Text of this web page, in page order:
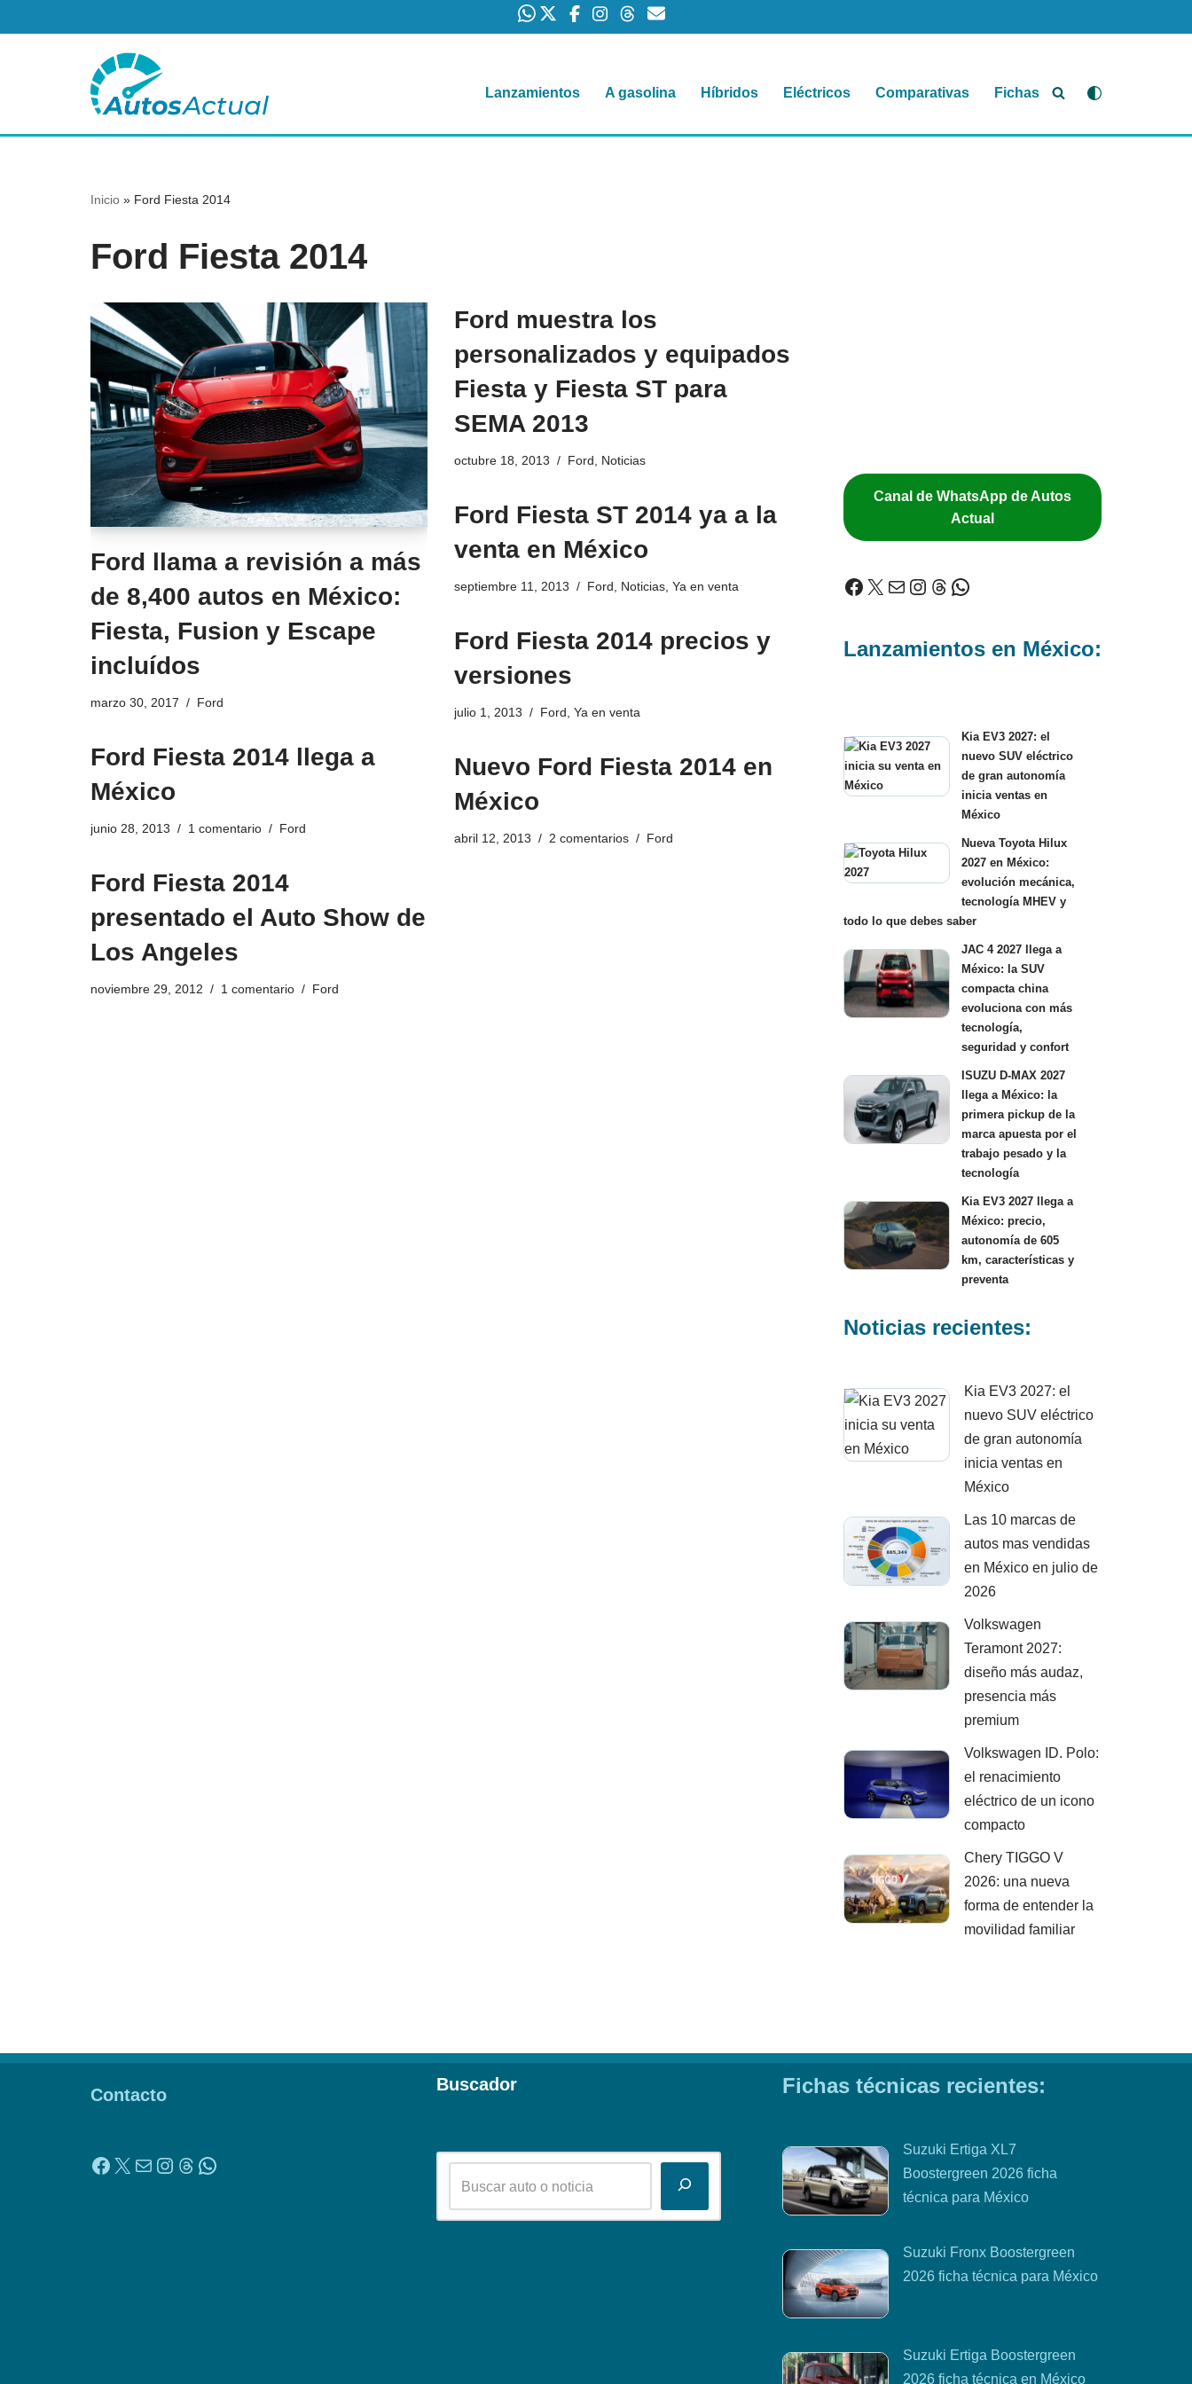
contenido
Lanzamientos A gasolina Híbridos Eléctricos Comparativas Fichas
Inicio » Ford Fiesta 2014
Ford Fiesta 2014
Ford llama a revisión a más
de 8,400 autos en México:
Fiesta, Fusion y Escape
incluídos
marzo 30, 2017 Ford
Ford muestra los
personalizados y equipados
Fiesta y Fiesta ST para
SEMA 2013
octubre 18, 2013 Ford, Noticias
Ford Fiesta ST 2014 ya a la
venta en México
septiembre 11, 2013 Ford, Noticias, Ya en venta
Ford Fiesta 2014 precios y
versiones
julio 1, 2013 Ford, Ya en venta
Ford Fiesta 2014 llega a
México
junio 28, 2013 1 comentario Ford
Nuevo Ford Fiesta 2014 en
México
abril 12, 2013 2 comentarios Ford
Ford Fiesta 2014
presentado el Auto Show de
Los Angeles
noviembre 29, 2012 1 comentario Ford
Canal de WhatsApp de Autos
Actual
Lanzamientos en México:
Kia EV3 2027: el
nuevo SUV eléctrico
de gran autonomía
inicia ventas en
México
Nueva Toyota Hilux
2027 en México:
evolución mecánica,
tecnología MHEV y
todo lo que debes saber
JAC 4 2027 llega a
México: la SUV
compacta china
evoluciona con más
tecnología,
seguridad y confort
ISUZU D-MAX 2027
llega a México: la
primera pickup de la
marca apuesta por el
trabajo pesado y la
tecnología
Kia EV3 2027 llega a
México: precio,
autonomía de 605
km, características y
preventa
Noticias recientes:
Kia EV3 2027: el
nuevo SUV eléctrico
de gran autonomía
inicia ventas en
México
Las 10 marcas de
autos mas vendidas
en México en julio de
2026
Volkswagen
Teramont 2027:
diseño más audaz,
presencia más
premium
Volkswagen ID. Polo:
el renacimiento
eléctrico de un icono
compacto
Chery TIGGO V
2026: una nueva
forma de entender la
movilidad familiar
Contacto
Buscador Fichas técnicas recientes:
Suzuki Ertiga XL7
Boostergreen 2026 ficha
técnica para México
Suzuki Fronx Boostergreen
2026 ficha técnica para México
Suzuki Ertiga Boostergreen
2026 ficha técnica en México